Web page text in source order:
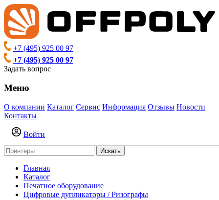
+7 (495) 925 00 97
+7 (495) 925 00 97
Задать вопрос
Меню
О компании Каталог Сервис Информация Отзывы Новости
Контакты
Войти
Искать
Главная
Каталог
Печатное оборудование
Цифровые дупликаторы / Ризографы